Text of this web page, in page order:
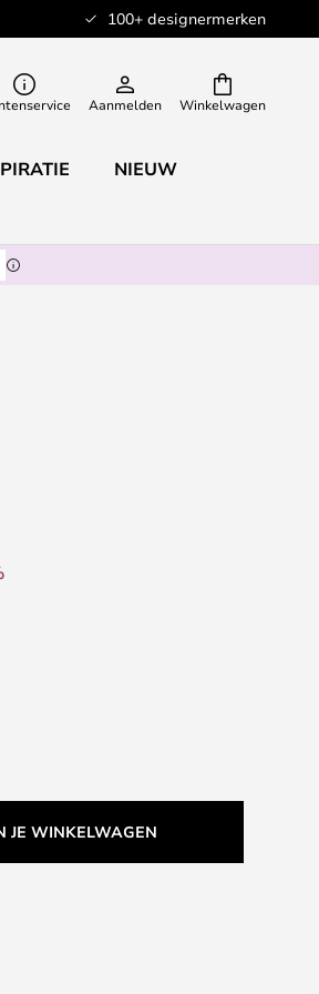
100+ designermerken
Winkelwagen
Aanmelden
NIEUW
JE WINKELWAGEN